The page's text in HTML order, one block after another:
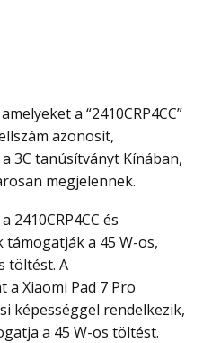
azonosít,
3C tanúsítványt Kínában,
megjelennek.
támogatják a 45 W-os,
töltést. A
Xiaomi Pad 7 Pro
képességgel rendelkezik,
a 45 W-os töltést.